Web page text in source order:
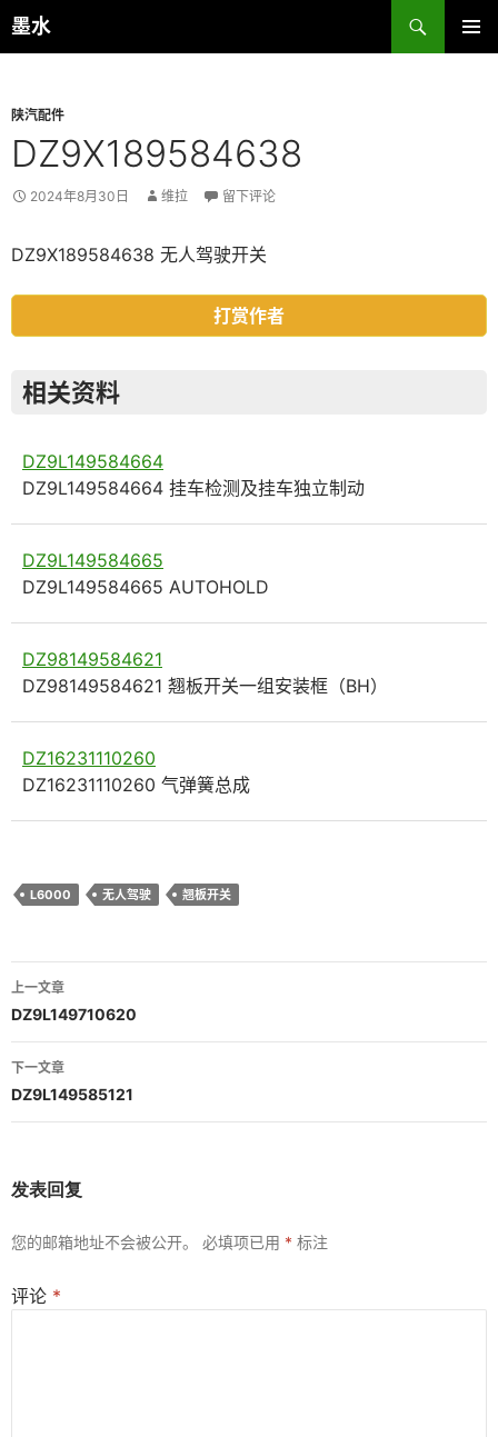
跳
至
墨水
搜
索
陕汽配件
DZ9X189584638
2024年8月30日 维拉 留下评论
DZ9X189584638 无人驾驶开关
打赏作者
相关资料
DZ9L149584664
DZ9L149584664 挂车检测及挂车独立制动
DZ9L149584665
DZ9L149584665 AUTOHOLD
DZ98149584621
DZ98149584621 翘板开关一组安装框（BH）
DZ16231110260
DZ16231110260 气弹簧总成
L6000 无人驾驶 翘板开关
文
章
导
航
上一文章
DZ9L149710620
下一文章
DZ9L149585121
发表回复
您的邮箱地址不会被公开。 必填项已用 * 标注
评论 *